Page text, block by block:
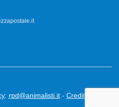
: rpd@animalisti.it- Credits